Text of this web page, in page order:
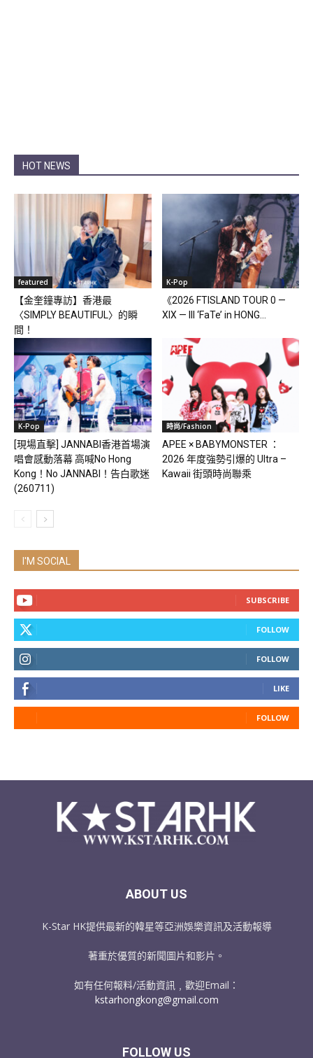
HOT NEWS
featured
【金奎鐘專訪】香港最
〈SIMPLY BEAUTIFUL〉的瞬
間！
K-Pop
《2026 FTISLAND TOUR 0 —
XIX — III ‘FaTe’ in HONG...
K-Pop
[現場直擊] JANNABI香港首場演
唱會感動落幕 高喊No Hong
Kong！No JANNABI！告白歌迷
(260711)
時尚/Fashion
APEE × BABYMONSTER ：
2026 年度強勢引爆的 Ultra –
Kawaii 街頭時尚聯乘
I'M SOCIAL
SUBSCRIBE
FOLLOW
FOLLOW
LIKE
FOLLOW
ABOUT US
K-Star HK提供最新的韓星等亞洲娛樂資訊及活動報導
著重於優質的新聞圖片和影片。
如有任何報料/活動資訊﹐歡迎Email：
kstarhongkong@gmail.com
FOLLOW US